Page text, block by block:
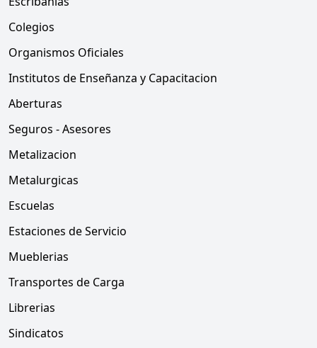
Colegios
Organismos Oficiales
Institutos de Enseñanza y Capacitacion
Aberturas
Seguros - Asesores
Metalizacion
Metalurgicas
Escuelas
Estaciones de Servicio
Mueblerias
Transportes de Carga
Librerias
Sindicatos